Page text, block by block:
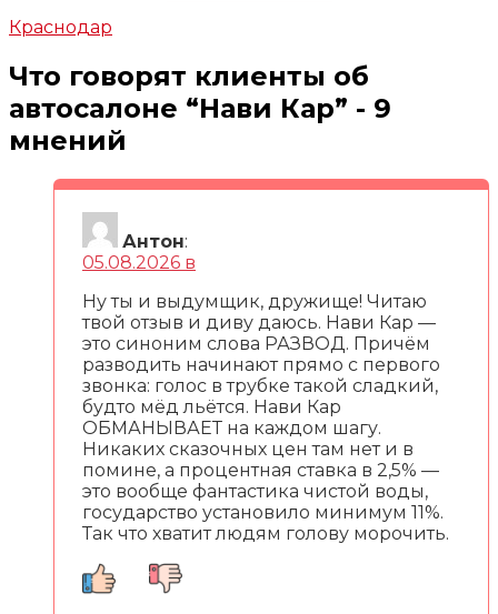
Краснодар
Что говорят клиенты об
автосалоне “Нави Кар” - 9
мнений
Антон:
05.08.2026 в
Ну ты и выдумщик, дружище! Читаю
твой отзыв и диву даюсь. Нави Кар —
это синоним слова РАЗВОД. Причём
разводить начинают прямо с первого
звонка: голос в трубке такой сладкий,
будто мёд льётся. Нави Кар
ОБМАНЫВАЕТ на каждом шагу.
Никаких сказочных цен там нет и в
помине, а процентная ставка в 2,5% —
это вообще фантастика чистой воды,
государство установило минимум 11%.
Так что хватит людям голову морочить.